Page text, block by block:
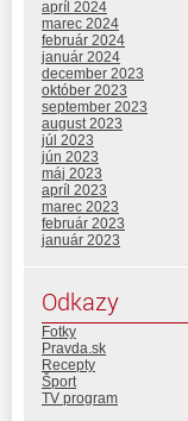
apríl 2024
marec 2024
február 2024
január 2024
december 2023
október 2023
september 2023
august 2023
júl 2023
jún 2023
máj 2023
apríl 2023
marec 2023
február 2023
január 2023
Odkazy
Fotky
Pravda.sk
Recepty
Šport
TV program